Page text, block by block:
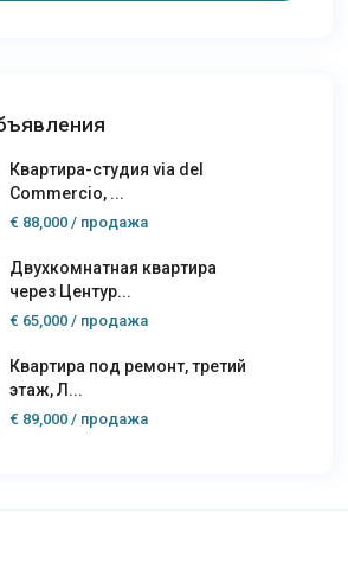
Квартира-студия via del
Commercio, ...
€ 88,000/ продажа
Двухкомнатная квартира
через Центур...
€ 65,000/ продажа
Квартира под ремонт, третий
этаж, Л...
€ 89,000/ продажа